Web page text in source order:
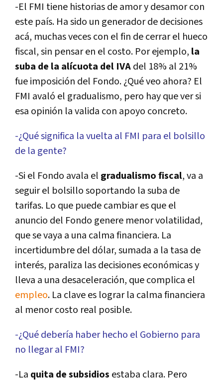
-El FMI tiene historias de amor y desamor con
este paí­s. Ha sido un generador de decisiones
acá, muchas veces con el fin de cerrar el hueco
fiscal, sin pensar en el costo. Por ejemplo, la
suba de la alí­cuota del IVAdel 18% al 21%
fue imposición del Fondo. ¿Qué veo ahora? El
FMI avaló el gradualismo, pero hay que ver si
esa opinión la valida con apoyo concreto.
-¿Qué significa la vuelta al FMI para el bolsillo
de la gente?
-Si el Fondo avala el gradualismo fiscal, va a
seguir el bolsillo soportando la suba de
tarifas. Lo que puede cambiar es que el
anuncio del Fondo genere menor volatilidad,
que se vaya a una calma financiera. La
incertidumbre del dólar, sumada a la tasa de
interés, paraliza las decisiones económicas y
lleva a una desaceleración, que complica el
empleo. La clave es lograr la calma financiera
al menor costo real posible.
-¿Qué deberí­a haber hecho el Gobierno para
no llegar al FMI?
-La quita de subsidios estaba clara. Pero